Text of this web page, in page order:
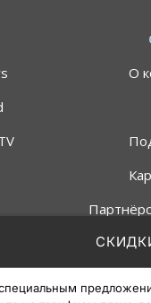
специальным
О